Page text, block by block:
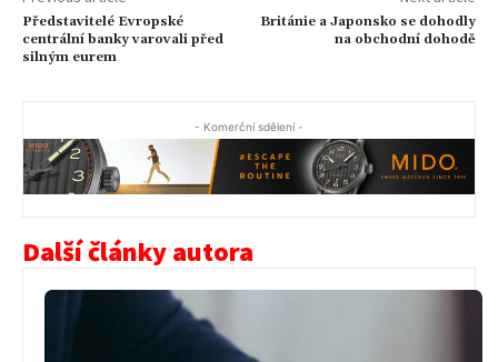
Představitelé Evropské
centrální banky varovali před
silným eurem
Británie a Japonsko se dohodly
na obchodní dohodě
- Komerční sdělení -
Další články autora